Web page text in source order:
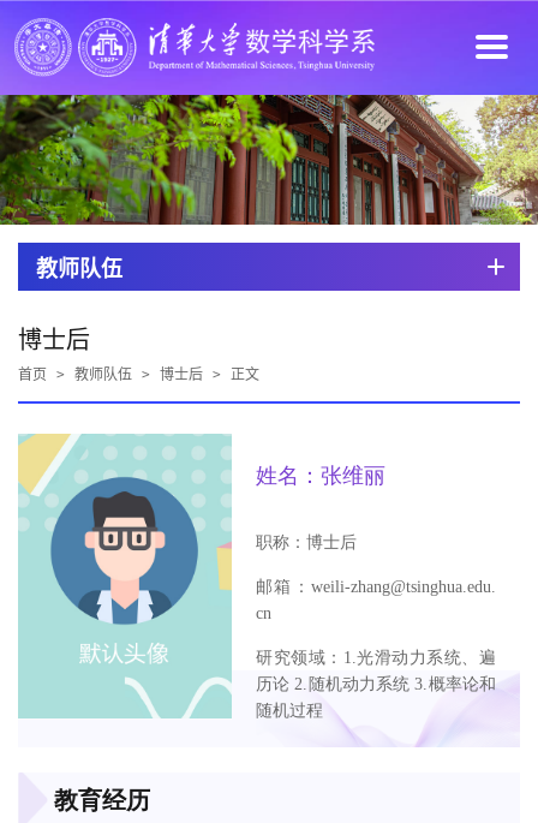
教师队伍
博士后
首页 > 教师队伍 > 博士后 > 正文
姓名：张维丽
职称：博士后
邮箱：weili-zhang@tsinghua.edu.
cn
研究领域：1.光滑动力系统、遍
历论 2.随机动力系统 3.概率论和
随机过程
教育经历